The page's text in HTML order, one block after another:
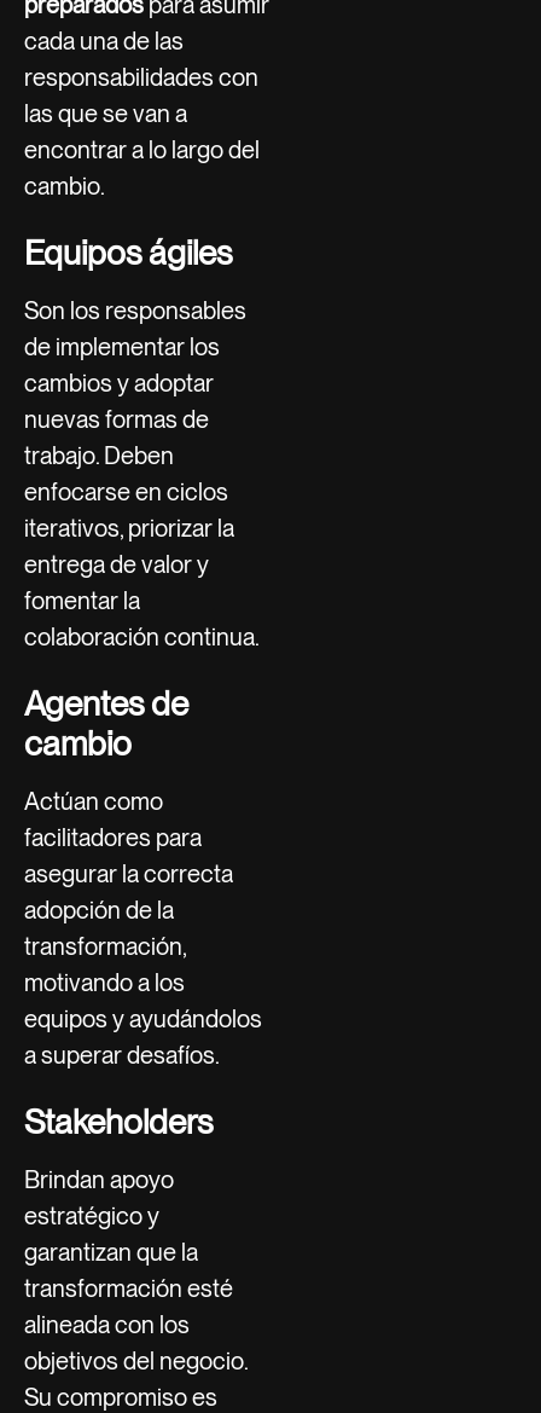
cada una de las
responsabilidades con
las que se van a
encontrar a lo largo del
cambio.
Equipos ágiles
Son los responsables
de implementar los
cambios y adoptar
nuevas formas de
trabajo. Deben
enfocarse en ciclos
iterativos, priorizar la
entrega de valor y
fomentar la
colaboración continua.
Agentes de
cambio
Actúan como
facilitadores para
asegurar la correcta
adopción de la
transformación,
motivando a los
equipos y ayudándolos
a superar desafíos.
Stakeholders
Brindan apoyo
estratégico y
garantizan que la
transformación esté
alineada con los
objetivos del negocio.
Su compromiso es